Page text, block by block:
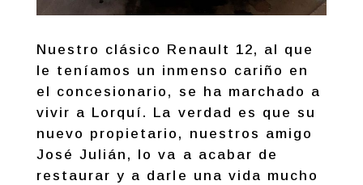
Nuestro clásico Renault 12, al que
le teníamos un inmenso cariño en
el concesionario, se ha marchado a
vivir a Lorquí. La verdad es que su
nuevo propietario, nuestros amigo
José Julián, lo va a acabar de
restaurar y a darle una vida mucho